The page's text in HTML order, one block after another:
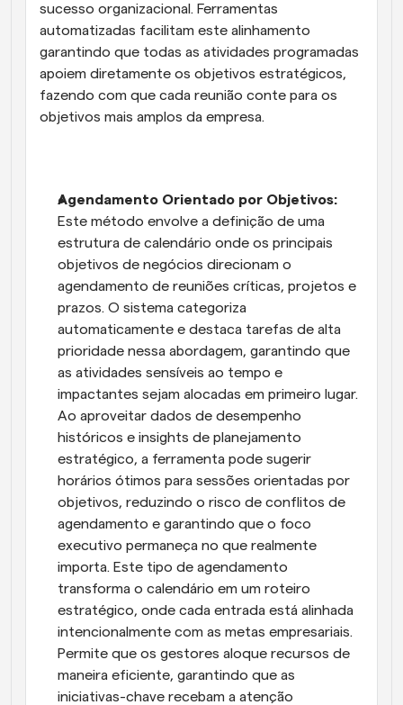
sucesso organizacional. Ferramentas
automatizadas facilitam este alinhamento
garantindo que todas as atividades programadas
apoiem diretamente os objetivos estratégicos,
fazendo com que cada reunião conte para os
objetivos mais amplos da empresa.
Agendamento Orientado por Objetivos:
Este método envolve a definição de uma
estrutura de calendário onde os principais
objetivos de negócios direcionam o
agendamento de reuniões críticas, projetos e
prazos. O sistema categoriza
automaticamente e destaca tarefas de alta
prioridade nessa abordagem, garantindo que
as atividades sensíveis ao tempo e
impactantes sejam alocadas em primeiro lugar.
Ao aproveitar dados de desempenho
históricos e insights de planejamento
estratégico, a ferramenta pode sugerir
horários ótimos para sessões orientadas por
objetivos, reduzindo o risco de conflitos de
agendamento e garantindo que o foco
executivo permaneça no que realmente
importa. Este tipo de agendamento
transforma o calendário em um roteiro
estratégico, onde cada entrada está alinhada
intencionalmente com as metas empresariais.
Permite que os gestores aloque recursos de
maneira eficiente, garantindo que as
iniciativas-chave recebam a atenção